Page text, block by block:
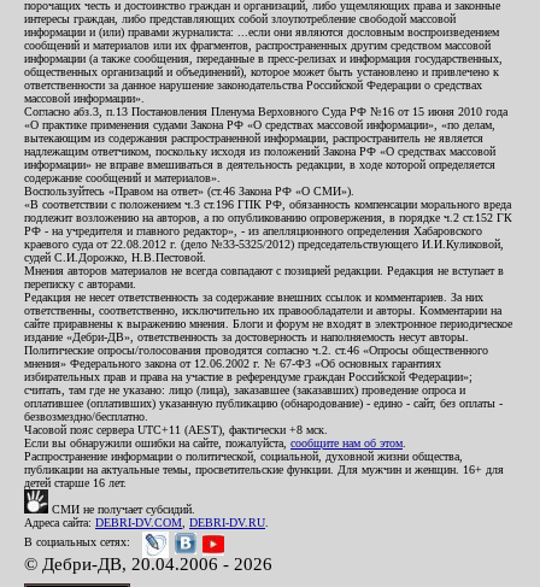
порочащих честь и достоинство граждан и организаций, либо ущемляющих права и законные
интересы граждан, либо представляющих собой злоупотребление свободой массовой
информации и (или) правами журналиста: ...если они являются дословным воспроизведением
сообщений и материалов или их фрагментов, распространенных другим средством массовой
информации (а также сообщения, переданные в пресс-релизах и информация государственных,
общественных организаций и объединений), которое может быть установлено и привлечено к
ответственности за данное нарушение законодательства Российской Федерации о средствах
массовой информации».
Согласно абз.3, п.13 Постановления Пленума Верховного Суда РФ №16 от 15 июня 2010 года
«О практике применения судами Закона РФ «О средствах массовой информации», «по делам,
вытекающим из содержания распространенной информации, распространитель не является
надлежащим ответчиком, поскольку исходя из положений Закона РФ «О средствах массовой
информации» не вправе вмешиваться в деятельность редакции, в ходе которой определяется
содержание сообщений и материалов».
Воспользуйтесь «Правом на ответ» (ст.46 Закона РФ «О СМИ»).
«В соответствии с положением ч.3 ст.196 ГПК РФ, обязанность компенсации морального вреда
подлежит возложению на авторов, а по опубликованию опровержения, в порядке ч.2 ст.152 ГК
РФ - на учредителя и главного редактор», - из апелляционного определения Хабаровского
краевого суда от 22.08.2012 г. (дело №33-5325/2012) председательствующего И.И.Куликовой,
судей С.И.Дорожко, Н.В.Пестовой.
Мнения авторов материалов не всегда совпадают с позицией редакции. Редакция не вступает в
переписку с авторами.
Редакция не несет ответственность за содержание внешних ссылок и комментариев. За них
ответственны, соответственно, исключительно их правообладатели и авторы. Комментарии на
сайте приравнены к выражению мнения. Блоги и форум не входят в электронное периодическое
издание «Дебри-ДВ», ответственность за достоверность и наполняемость несут авторы.
Политические опросы/голосования проводятся согласно ч.2. ст.46 «Опросы общественного
мнения» Федерального закона от 12.06.2002 г. № 67-ФЗ «Об основных гарантиях
избирательных прав и права на участие в референдуме граждан Российской Федерации»;
считать, там где не указано: лицо (лица), заказавшее (заказавших) проведение опроса и
оплатившее (оплативших) указанную публикацию (обнародование) - едино - сайт, без оплаты -
безвозмездно/бесплатно.
Часовой пояс сервера UTC+11 (AEST), фактически +8 мск.
Если вы обнаружили ошибки на сайте, пожалуйста, сообщите нам об этом
Распространение информации о политической, социальной, духовной жизни общества,
публикации на актуальные темы, просветительские функции. Для мужчин и женщин. 16+ для
детей старше 16 лет.
СМИ не получает субсидий.
Адреса сайта: DEBRI-DV.COM DEBRI-DV.RU
В социальных сетях:
© Дебри-ДВ, 20.04.2006 - 2026